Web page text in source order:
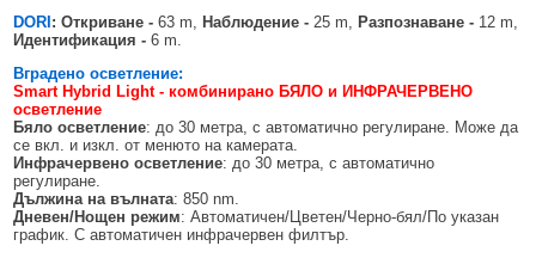
DORI : Откриване - 63 m, Наблюдение - 25 m, Разпознаване - 12 m,
Идентификация - 6 m.
Вградено осветление:
Smart Hybrid Light - комбинирано БЯЛО и ИНФРАЧЕРВЕНО
осветление
Бяло осветление: до 30 метра, с автоматично регулиране. Може да
се вкл. и изкл. от менюто на камерата.
Инфрачервено осветление: до 30 метра, с автоматично
регулиране.
Дължина на вълната: 850 nm.
Дневен/Нощен режим: Автоматичен/Цветен/Черно-бял/По указан
график. С автоматичен инфрачервен филтър.